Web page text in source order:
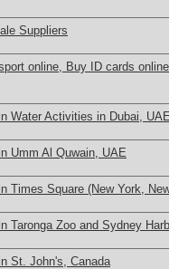
Suppliers
online, Buy ID cards
Water Activities in Dubai,
Umm Al Quwain, UAE
Times Square (New York,
Taronga Zoo and Sydney
St. John's, Canada